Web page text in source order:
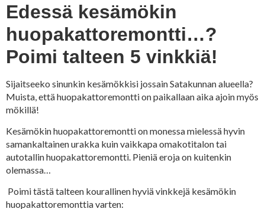
Edessä kesämökin
huopakattoremontti…?
Poimi talteen 5 vinkkiä!
Sijaitseeko sinunkin kesämökkisi jossain Satakunnan alueella?
Muista, että huopakattoremontti on paikallaan aika ajoin myös
mökillä!
Kesämökin huopakattoremontti on monessa mielessä hyvin
samankaltainen urakka kuin vaikkapa omakotitalon tai
autotallin huopakattoremontti. Pieniä eroja on kuitenkin
olemassa…
Poimi tästä talteen kourallinen hyviä vinkkejä kesämökin
huopakattoremonttia varten: